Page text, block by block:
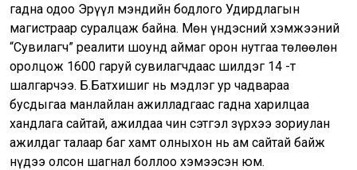
гадна одоо Эрүүл мэндийн бодлого Удирдлагын
магистраар суралцаж байна. Мөн үндэсний хэмжээний
“Сувилагч” реалити шоунд аймаг орон нутгаа төлөөлөн
оролцож 1600 гаруй сувилагчдаас шилдэг 14 -т
шалгарчээ. Б.Батхишиг нь мэдлэг ур чадвараа
бусдыгаа манлайлан ажилладгаас гадна харилцаа
хандлага сайтай, ажилдаа чин сэтгэл зүрхээ зориулан
ажилдаг талаар баг хамт олныхон нь ам сайтай байж
нүдээ олсон шагнал боллоо хэмээсэн юм.